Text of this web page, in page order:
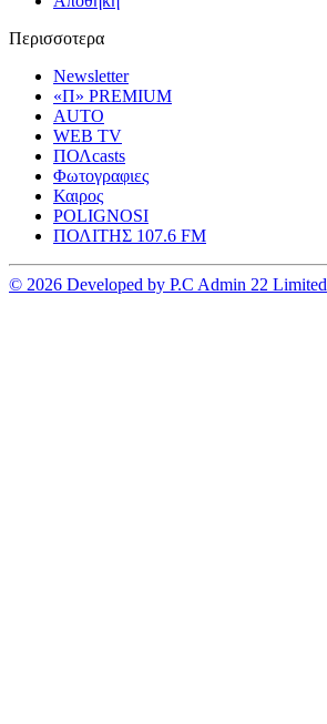
Περισσοτερα
Newsletter
«Π» PREMIUM
AUTO
WEB TV
ΠΟΛcasts
Φωτογραφιες
Καιρος
POLIGNOSI
ΠΟΛΙΤΗΣ 107.6 FM
© 2026 Developed by P.C Admin 22 Limited